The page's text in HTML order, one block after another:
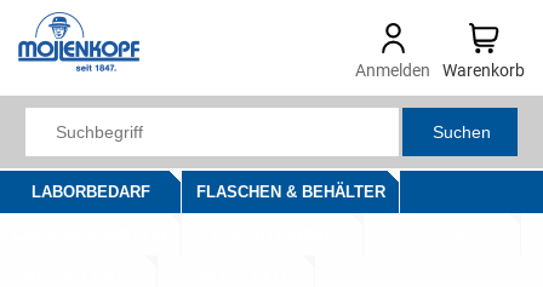
Anmelden Warenkorb
Suchen
LABORBEDARF FLASCHEN & BEHÄLTER